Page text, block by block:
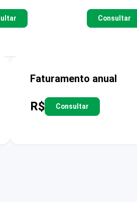
Consultar
Faturamento anual
R$ Consultar